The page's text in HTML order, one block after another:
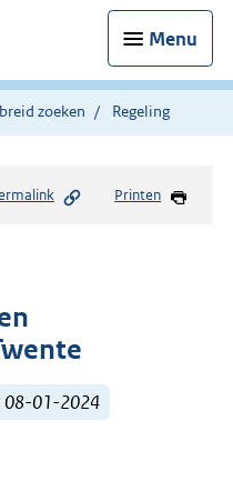
Menu
zoeken Regeling
Printen
08-01-2024